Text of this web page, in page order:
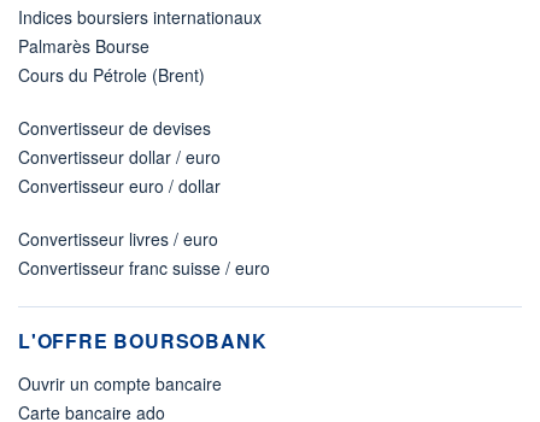
Indices boursiers internationaux
Palmarès Bourse
Cours du Pétrole (Brent)
Convertisseur de devises
Convertisseur dollar / euro
Convertisseur euro / dollar
Convertisseur livres / euro
Convertisseur franc suisse / euro
L'OFFRE BOURSOBANK
Ouvrir un compte bancaire
Carte bancaire ado